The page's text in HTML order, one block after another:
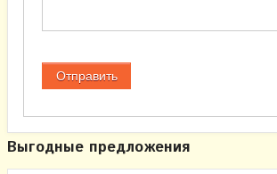
Выгодные предложения